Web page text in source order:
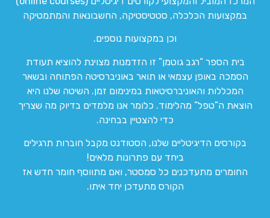
במקצועות הכלכלה, סטטיסטיקה, החשבונאות והמתמטיקה
וכן במקצועות נוספים.
בית הספר “רגב גוטמן” זו הזדמנות מצוינת להוציא תעודת
הסמכה באופן עצמאי או תואר באוניברסיטה הפתוחה ובשאר
המכללות והאוניברסיטאות במינימום זמן. השיטה שלנו היא
הוצאת ה”טפל” מהלימוד. כלומר אנו מלמדים בדיוק מה שצריך
כדי להצטיין בבחינה.
בקורסים הדיגיטליים שלנו, הסטודנט מקבל חוברות תרגילים
ביחד עם פתרונות מלאים!
החומרים מתעדכנים כל סמסטר, ואם מתווסף חומר חדש אז
הקורס מתעדכן יחד איתו.